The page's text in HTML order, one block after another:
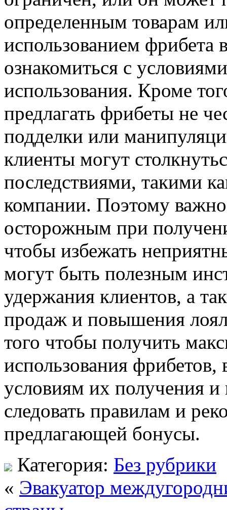
определенным товарам
использованием фрибета
ознакомиться с
использования. Кроме
предлагать фрибеты не
подделки или
клиенты могут
последствиями, такими
компании. Поэтому
осторожным при
чтобы избежать
могут быть полезным
удержания клиентов, а
продаж и повышения
того чтобы получить
использования
условиям их получения и
следовать правилам и
предлагающей бонусы.
Категория: Без рубрики
« Эвакуатор